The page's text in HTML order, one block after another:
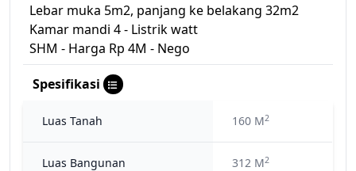
Lebar muka 5m2, panjang ke belakang 32m2
Kamar mandi 4 - Listrik watt
SHM - Harga Rp 4M - Nego
Spesifikasi
Luas Tanah 160 M2
Luas Bangunan 312 M2